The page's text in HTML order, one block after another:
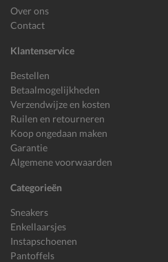
Over ons
Contact
Klantenservice
Bestellen
Betaalmogelijkheden
Verzendwijze en kosten
Ruilen en retourneren
Koop ongedaan maken
Garantie
Algemene voorwaarden
Categorieën
Sneakers
Enkellaarsjes
Instapschoenen
Pantoffels